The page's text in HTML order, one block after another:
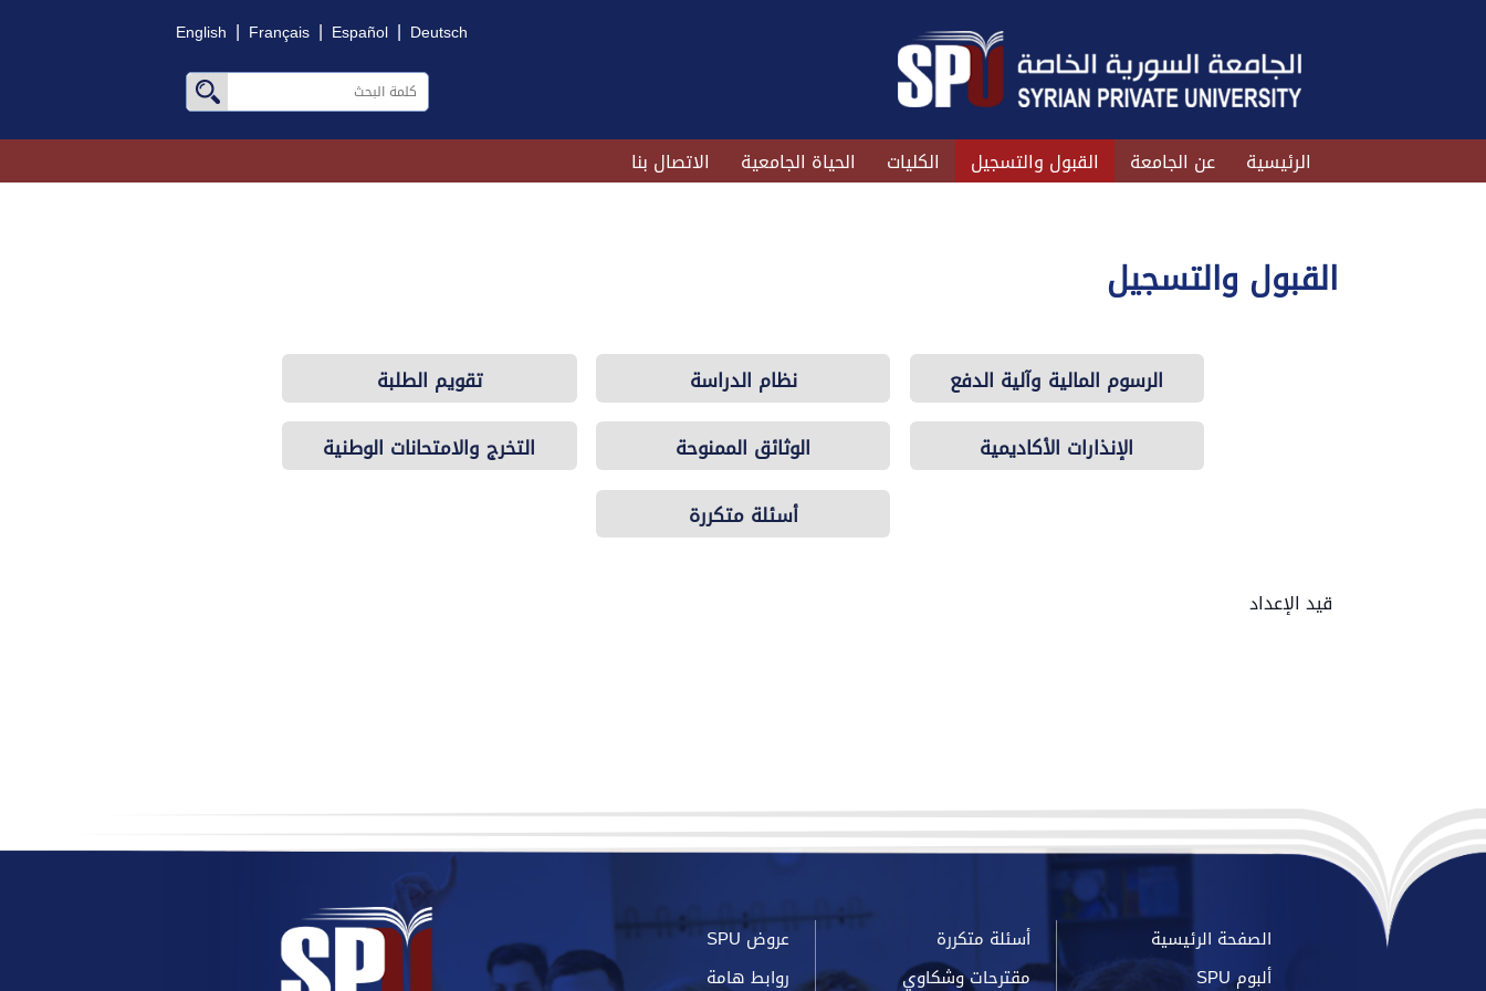
English | Français | Español | Deutsch
الرئيسية عن الجامعة القبول والتسجيل الكليات الحياة الجامعية الاتصال بنا
القبول والتسجيل
الرسوم المالية وآلية الدفع نظام الدراسة
تقويم الطلبة
الإنذارات الأكاديمية
الوثائق الممنوحة
التخرج والامتحانات الوطنية
أسئلة متكررة
قيد الإعداد
الصفحة الرئيسية أسئلة متكررة
عروض SPU
ألبوم SPU
مقترحات وشكاوي روابط هامة